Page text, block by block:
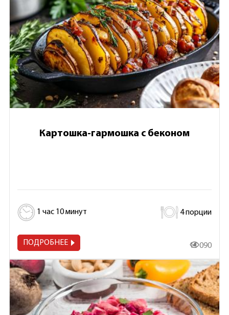
Картошка-гармошка с беконом
1 час 10 минут 4 порции
ПОДРОБНЕЕ 11 090